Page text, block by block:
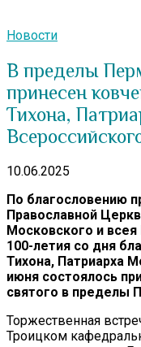
Новости
В пределы
принесен
Тихона,
10.06.2025
По благословению
Православной
Московского и всея
100-летия со дня
Тихона, Патриарха
июня состоялось
святого в пределы
Торжественная
Троицком